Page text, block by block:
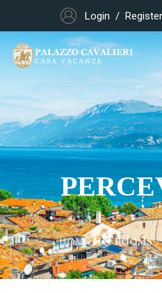
Login / Register
HOME ROOMS